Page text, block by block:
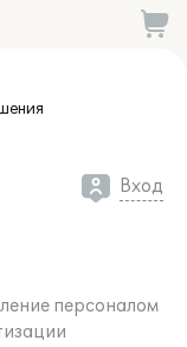
Вход
персоналом